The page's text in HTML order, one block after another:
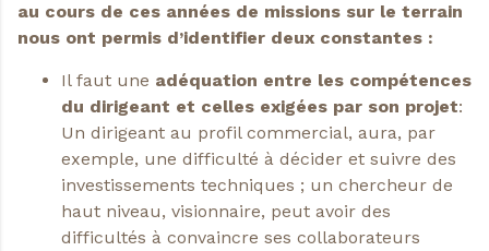
au cours de ces années de missions sur le terrain
nous ont permis d’identifier deux constantes :
Il faut une adéquation entre les compétences
du dirigeant et celles exigées par son projet:
Un dirigeant au profil commercial, aura, par
exemple, une difficulté à décider et suivre des
investissements techniques ; un chercheur de
haut niveau, visionnaire, peut avoir des
difficultés à convaincre ses collaborateurs